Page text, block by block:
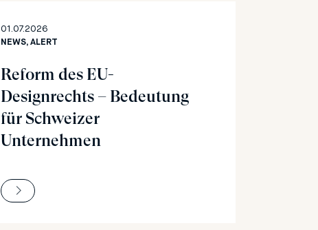
01.07.2026
NEWS, ALERT
Reform des EU-
Designrechts – Bedeutung
für Schweizer
Unternehmen